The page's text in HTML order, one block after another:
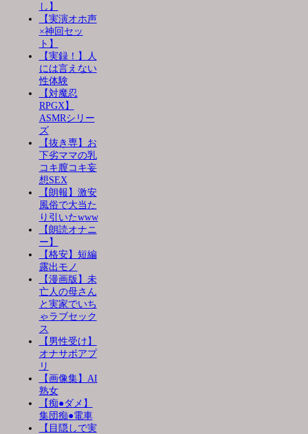
し】
【実演オホ声
×神回セッ
ト】
【実録！】人
には言えない
性体験
【対魔忍
RPGX】
ASMRシリー
ズ
【抜き専】お
下劣ママの乳
コキ膣コキ妄
想SEX
【朗報】激安
風俗で大当た
り引いたwww
【朗読オナニ
ー】
【格安】短編
露出モノ
【漫画版】未
亡人の母さん
と実家でいち
ゃラブセック
ス
【男性受け】
オナサポアプ
リ
【画像集】AI
熟女
【痴●ダメ】
集団痴●電車
【目隠しで実